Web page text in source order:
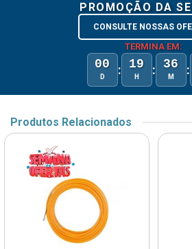
PROMOÇÃO DA
CONSULTE NOSSAS
TERMINA EM:
00
D : 19
H : 36
M :
Produtos Relacionados